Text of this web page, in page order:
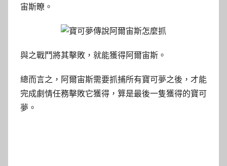
宙斯瞭。
與之戰鬥將其擊敗，就能獲得阿爾宙斯。
總而言之，阿爾宙斯需要抓捕所有寶可夢之後，才能
完成劇情任務擊敗它獲得，算是最後一隻獲得的寶可
夢。